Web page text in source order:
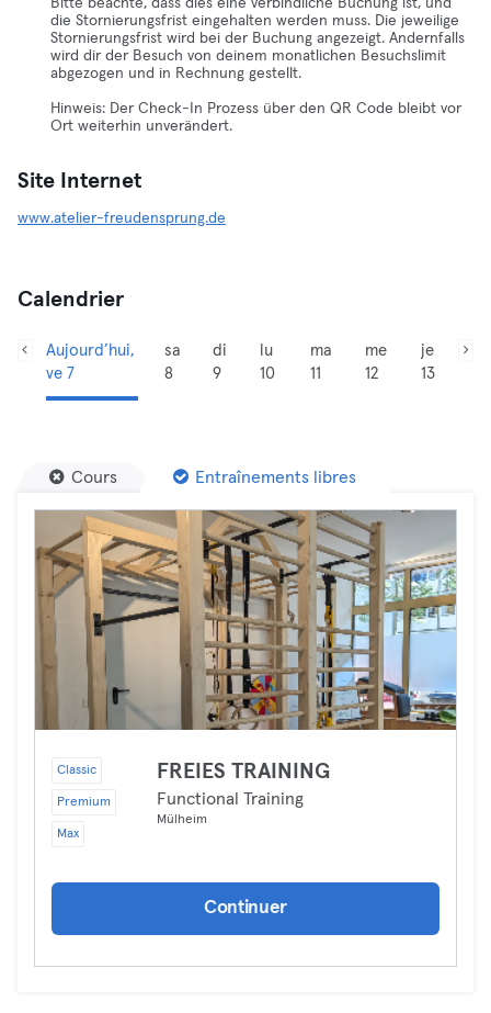
Bitte beachte, dass dies eine verbindliche Buchung ist, und
die Stornierungsfrist eingehalten werden muss. Die jeweilige
Stornierungsfrist wird bei der Buchung angezeigt. Andernfalls
wird dir der Besuch von deinem monatlichen Besuchslimit
abgezogen und in Rechnung gestellt.
Hinweis: Der Check-In Prozess über den QR Code bleibt vor
Ort weiterhin unverändert.
Site Internet
www.atelier-freudensprung.de
Calendrier
Aujourd’hui,
ve 7
sa
8
di
9
lu
10
ma
11
me
12
je
13
Cours Entraînements libres
Classic
Premium
Max
FREIES TRAINING
Functional Training
Mülheim
Continuer